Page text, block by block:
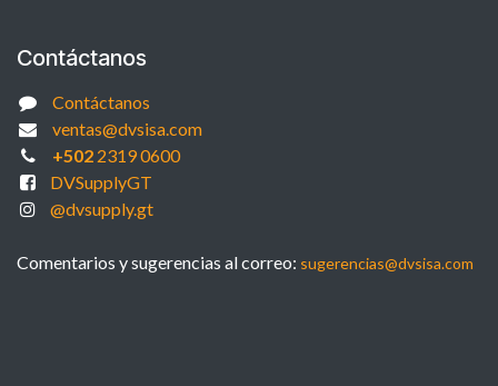
Contáctanos
Contáctanos
ventas@dvsisa.com
+5022319 0600
DVSupplyGT
@dvsupply.gt
Comentarios y sugerencias al correo: sugerencias@dvsisa.com